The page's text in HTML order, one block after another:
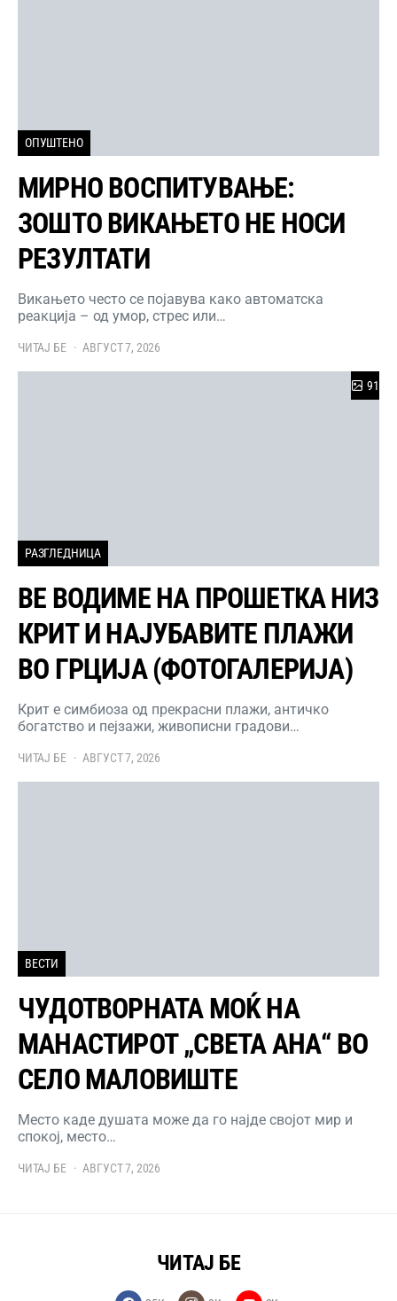
ОПУШТЕНО
МИРНО ВОСПИТУВАЊЕ:
ЗОШТО ВИКАЊЕТО НЕ НОСИ
РЕЗУЛТАТИ
Викањето често се појавува како автоматска
реакција – од умор, стрес или…
ЧИТАЈ БЕ АВГУСТ 7, 2026
РАЗГЛЕДНИЦА
91
ВЕ ВОДИМЕ НА ПРОШЕТКА НИЗ
КРИТ И НАЈУБАВИТЕ ПЛАЖИ
ВО ГРЦИЈА (ФОТОГАЛЕРИЈА)
Крит е симбиоза од прекрасни плажи, античко
богатство и пејзажи, живописни градови…
ЧИТАЈ БЕ АВГУСТ 7, 2026
ВЕСТИ
ЧУДОТВОРНАТА МОЌ НА
МАНАСТИРОТ „СВЕТА АНА“ ВО
СЕЛО МАЛОВИШТЕ
Место каде душата може да го најде својот мир и
спокој, место…
ЧИТАЈ БЕ АВГУСТ 7, 2026
ЧИТАЈ БЕ